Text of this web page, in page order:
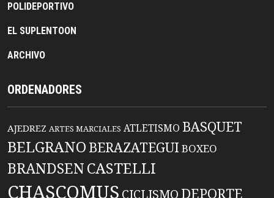
POLIDEPORTIVO
EL SUPLENTOON
ARCHIVO
ORDENADORES
AJEDREZ ARTES MARCIALES ATLETISMO BASQUET
BELGRANO BERAZATEGUIBOXEO
BRANDSENCASTELLI
CHASCOMUS CICLISMO DEPORTE